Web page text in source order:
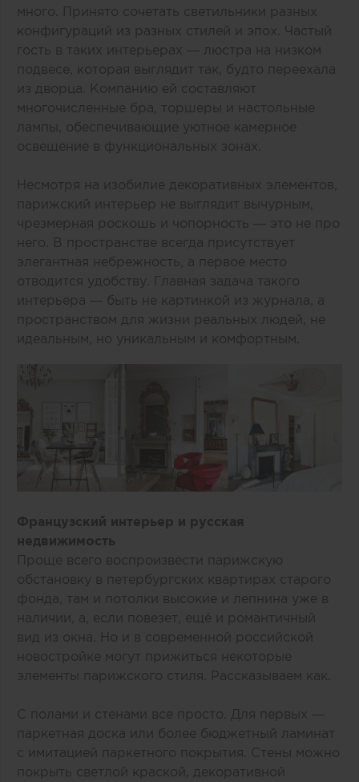
много. Принято сочетать светильники разных
конфигураций из разных стилей и эпох. Частый
гость в таких интерьерах — люстра на низком
подвесе, которая выглядит так, будто переехала
из дворца. Компанию ей составляют
многочисленные бра, торшеры и настольные
лампы, обеспечивающие уютное камерное
освещение в функциональных зонах.
Несмотря на изобилие декоративных элементов,
парижский интерьер не выглядит вычурным,
чрезмерная роскошь и чопорность — это не про
него. В пространстве всегда присутствует
элегантная небрежность, а первое место
отводится удобству. Главная задача такого
интерьера — быть не картинкой из журнала, а
пространством для жизни реальных людей, не
идеальным, но уникальным и комфортным.
Французский интерьер и русская
недвижимость
Проще всего воспроизвести парижскую
обстановку в петербургских квартирах старого
фонда, там и потолки высокие и лепнина уже в
наличии, а, если повезет, ещё и романтичный
вид из окна. Но и в современной российской
новостройке могут прижиться некоторые
элементы парижского стиля. Рассказываем как.
С полами и стенами все просто. Для первых —
паркетная доска или более бюджетный ламинат
с имитацией паркетного покрытия. Стены можно
покрыть светлой краской, декоративной